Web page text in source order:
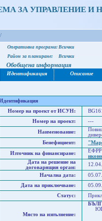
ЗА УПРАВЛЕНИЕ И
Оперативна програма: Всички
Район за планиране:
Всички
Обобщена информация
Идентификация Описание
Номер на проект от ИСУН:
Номер на проект:
---
Наименование:
Бенефициент:
Източник на финансиране:
Дата на решение на
договарящия орган:
Начална дата:
Дата на приключване:
Статус:
Място на изпълнение: